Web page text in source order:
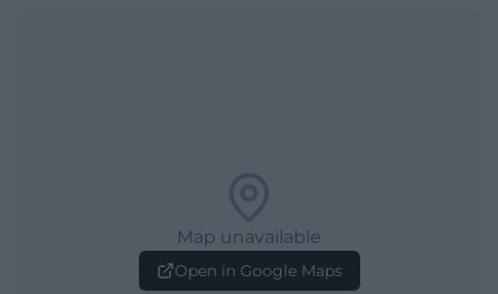
Map unavailable
Open in Google Maps